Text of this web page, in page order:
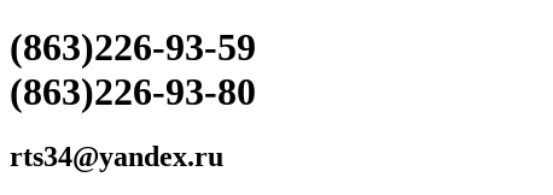
(863)226-93-59
(863)226-93-80
rts34@yandex.ru